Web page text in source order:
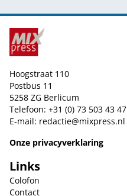
Hoogstraat 110
Postbus 11
5258 ZG Berlicum
Telefoon: +31 (0) 73 503 43 47
E-mail: redactie@mixpress.nl
Onze privacyverklaring
Links
Colofon
Contact